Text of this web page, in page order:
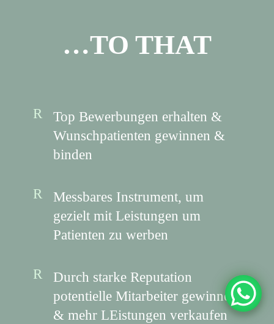
…TO THAT
Top Bewerbungen erhalten &
Wunschpatienten gewinnen &
binden
Messbares Instrument, um
gezielt mit Leistungen um
Patienten zu werben
Durch starke Reputation
potentielle Mitarbeiter gewinnen
& mehr LEistungen verkaufen